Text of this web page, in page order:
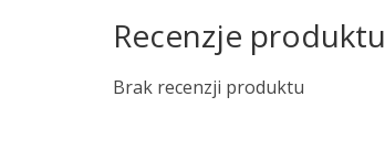
Recenzje produktu
Brak recenzji produktu